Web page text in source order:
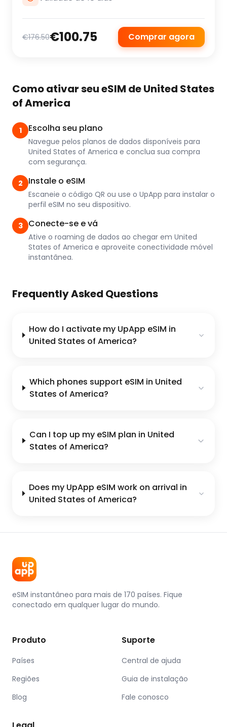
€176.50€100.75 Comprar agora
Como ativar seu eSIM de United States
of America
1 Escolha seu plano
Navegue pelos planos de dados disponíveis para
United States of America e conclua sua compra
com segurança.
2 Instale o eSIM
Escaneie o código QR ou use o UpApp para instalar o
perfil eSIM no seu dispositivo.
3 Conecte-se e vá
Ative o roaming de dados ao chegar em United
States of America e aproveite conectividade móvel
instantânea.
Frequently Asked Questions
How do I activate my UpApp eSIM in
United States of America?
Which phones support eSIM in United
States of America?
Can I top up my eSIM plan in United
States of America?
Does my UpApp eSIM work on arrival in
United States of America?
eSIM instantâneo para mais de 170 países. Fique
conectado em qualquer lugar do mundo.
Produto
Países
Regiões
Blog
Suporte
Central de ajuda
Guia de instalação
Fale conosco